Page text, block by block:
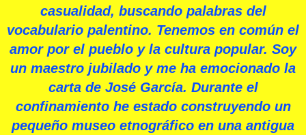
casualidad, buscando palabras del
vocabulario palentino. Tenemos en común el
amor por el pueblo y la cultura popular. Soy
un maestro jubilado y me ha emocionado la
carta de José García. Durante el
confinamiento he estado construyendo un
pequeño museo etnográfico en una antigua